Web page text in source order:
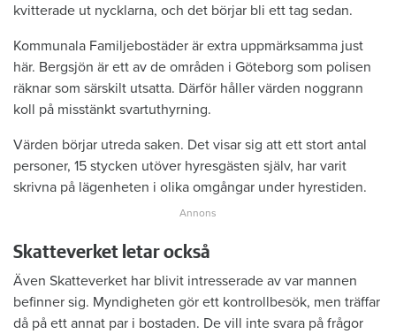
kvitterade ut nycklarna, och det börjar bli ett tag sedan.
Kommunala Familjebostäder är extra uppmärksamma just
här. Bergsjön är ett av de områden i Göteborg som polisen
räknar som särskilt utsatta. Därför håller värden noggrann
koll på misstänkt svartuthyrning.
Värden börjar utreda saken. Det visar sig att ett stort antal
personer, 15 stycken utöver hyresgästen själv, har varit
skrivna på lägenheten i olika omgångar under hyrestiden.
Skatteverket letar också
Även Skatteverket har blivit intresserade av var mannen
befinner sig. Myndigheten gör ett kontrollbesök, men träffar
då på ett annat par i bostaden. De vill inte svara på frågor